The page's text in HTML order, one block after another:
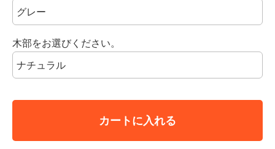
木部をお選びください。
カートに入れる